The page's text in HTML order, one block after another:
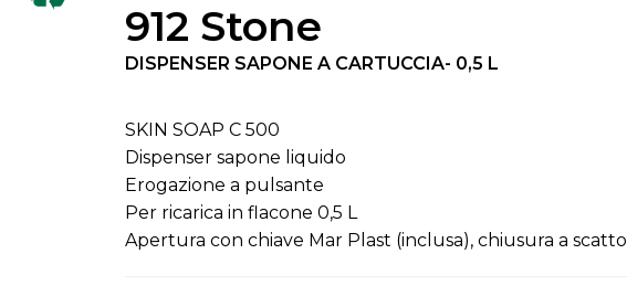
912 Stone
DISPENSER SAPONE A CARTUCCIA- 0,5 L
SKIN SOAP C 500
Dispenser sapone liquido
Erogazione a pulsante
Per ricarica in flacone 0,5 L
Apertura con chiave Mar Plast (inclusa), chiusura a scatto